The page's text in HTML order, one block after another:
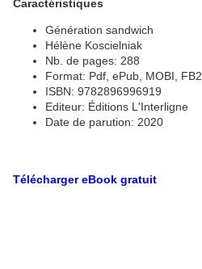
Caractéristiques
Génération sandwich
Hélène Koscielniak
Nb. de pages: 288
Format: Pdf, ePub, MOBI, FB2
ISBN: 9782896996919
Editeur: Éditions L'Interligne
Date de parution: 2020
Télécharger eBook gratuit